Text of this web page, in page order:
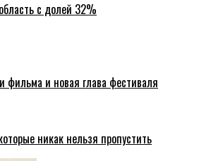
с долей 32%
и новая глава фестиваля
никак нельзя пропустить